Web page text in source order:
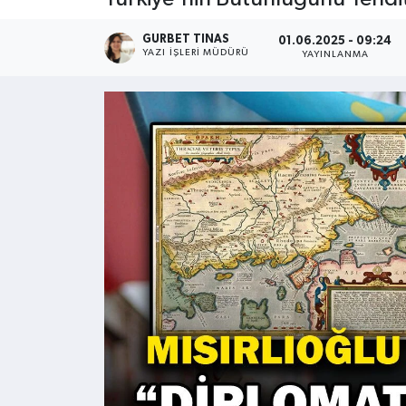
GURBET TINAS
YAZI İŞLERI MÜDÜRÜ
01.06.2025 - 09:24
YAYINLANMA
Kültür - Sanat